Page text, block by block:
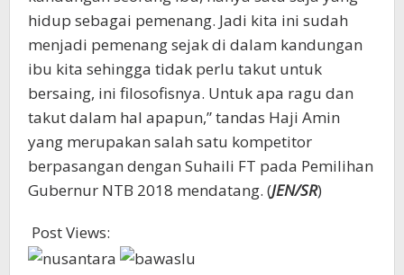
hidup sebagai pemenang. Jadi kita ini sudah
menjadi pemenang sejak di dalam kandungan
ibu kita sehingga tidak perlu takut untuk
bersaing, ini filosofisnya. Untuk apa ragu dan
takut dalam hal apapun,” tandas Haji Amin
yang merupakan salah satu kompetitor
berpasangan dengan Suhaili FT pada Pemilihan
Gubernur NTB 2018 mendatang. (JEN/SR)
Post Views: